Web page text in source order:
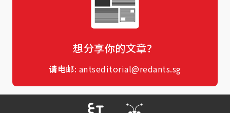
想分享你的文章？
请电邮: antseditorial@redants.sg